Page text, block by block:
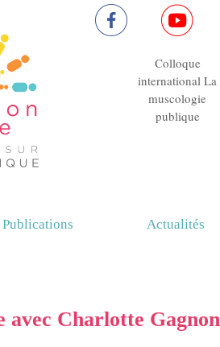
Colloque
international La
muscologie
publique
Publications Actualités
avec Charlotte Gagnon